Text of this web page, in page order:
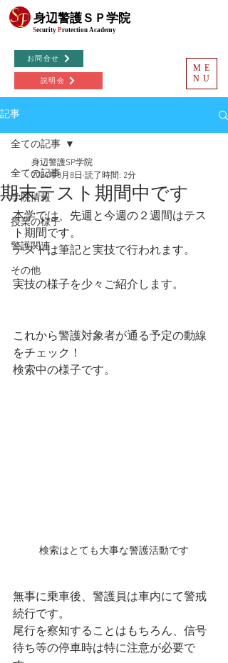
身辺警護ＳＰ学院
Security Protection Academy
ME
NU
お問合せ
説明会
記事
全ての記事
学院情報
授業の様子
警護関連
その他
全ての記事
期末テスト期間中です
身辺警護SP学院
2024年8月8日 読了時間: 2分
本学では、先週と今週の２週間はテス
ト期間です。
テストは筆記と実技で行われます。
実技の様子を少々ご紹介します。
これから警護対象者が通る予定の動線
をチェック！
検索中の様子です。
検索はとても大事な警護活動です
無事に乗車後、警護員は車内にて警戒
続行です。
尾行を察知することはもちろん、信号
待ち等の停車時は特に注意が必要で